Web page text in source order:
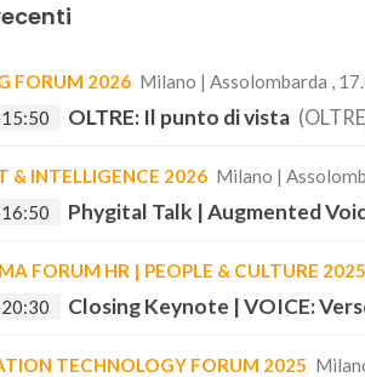
FORUM 2026 Milano | Assolombarda ,
OLTRE: Il punto di vista
& INTELLIGENCE 2026 Milano |
Phygital Talk | Augmented
FORUM HR | PEOPLE & CULTURE 2025
Closing Keynote | VOICE:
TECHNOLOGY FORUM 2025